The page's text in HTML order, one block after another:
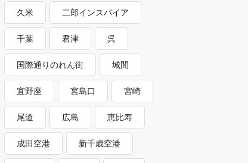
久米 二郎インスパイア
千葉 君津 呉
国際通りのれん街 城間
宜野座 宮島口 宮崎
尾道 広島 恵比寿
成田空港 新千歳空港